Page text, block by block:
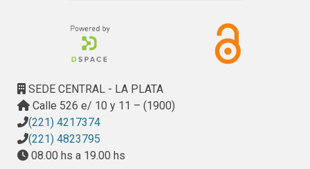
SEDE CENTRAL - LA PLATA
Calle 526 e/ 10 y 11 – (1900)
(221) 4217374
(221) 4823795
08.00 hs a 19.00 hs